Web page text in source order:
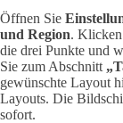
Öffnen Sie
und Region. Klicken
die drei Punkte und
Sie zum Abschnitt
gewünschte Layout
Layouts. Die
sofort.